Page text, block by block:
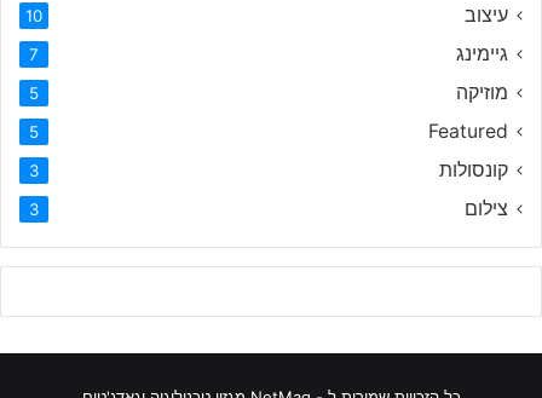
עיצוב 10
גיימינג 7
מוזיקה 5
Featured
5
קונסולות 3
צילום 3